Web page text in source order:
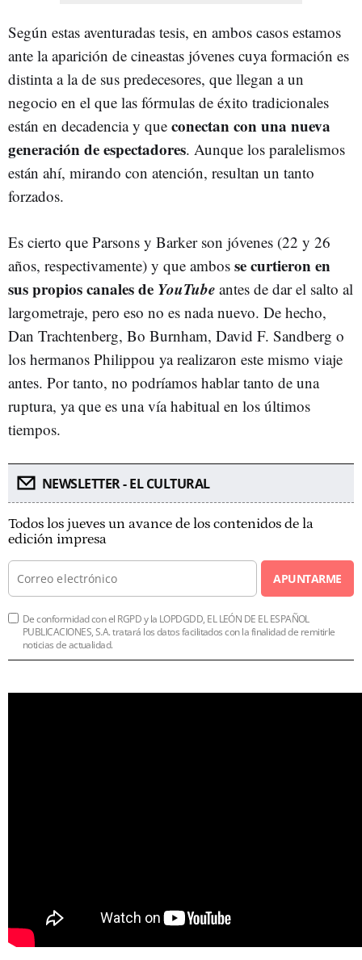
Según estas aventuradas tesis, en ambos casos estamos
ante la aparición de cineastas jóvenes cuya formación es
distinta a la de sus predecesores, que llegan a un
negocio en el que las fórmulas de éxito tradicionales
están en decadencia y que conectan con una nueva
generación de espectadores. Aunque los paralelismos
están ahí, mirando con atención, resultan un tanto
forzados.
Es cierto que Parsons y Barker son jóvenes (22 y 26
años, respectivamente) y que ambos se curtieron en
sus propios canales de YouTube antes de dar el salto al
largometraje, pero eso no es nada nuevo. De hecho,
Dan Trachtenberg, Bo Burnham, David F. Sandberg o
los hermanos Philippou ya realizaron este mismo viaje
antes. Por tanto, no podríamos hablar tanto de una
ruptura, ya que es una vía habitual en los últimos
tiempos.
NEWSLETTER - EL CULTURAL
Todos los jueves un avance de los contenidos de la
edición impresa
APUNTARME
De conformidad con el RGPD y la LOPDGDD, EL LEÓN DE EL ESPAÑOL
PUBLICACIONES, S.A. tratará los datos facilitados con la finalidad de remitirle
noticias de actualidad.